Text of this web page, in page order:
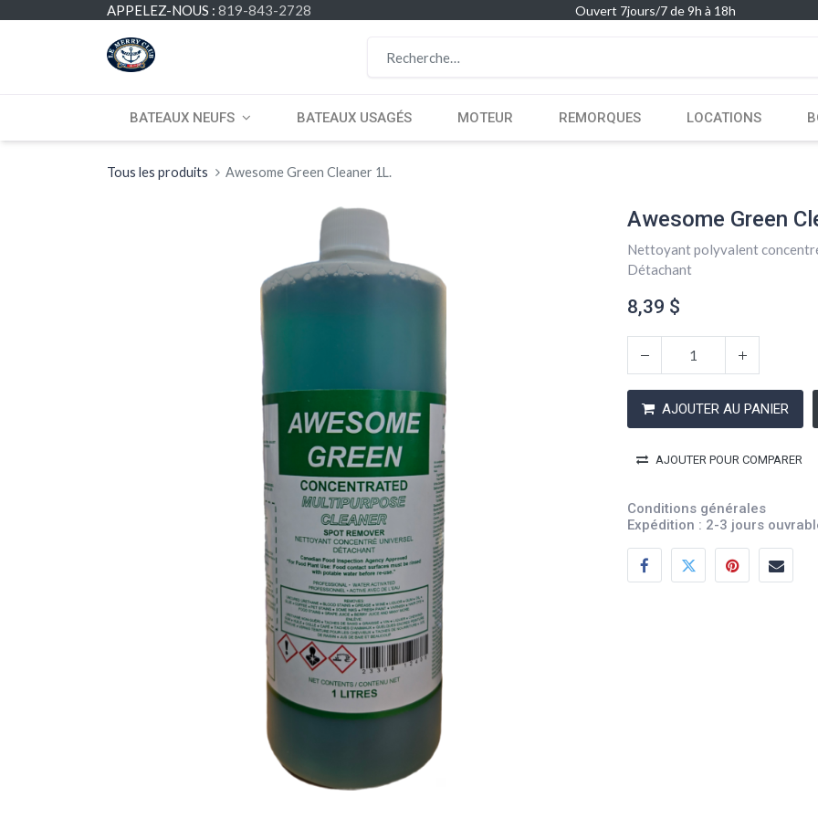
APPELEZ-NOUS : 819-843-2728 Ouvert 7jours/7 de 9h à 18h
BATEAUX NEUFS BATEAUX USAGÉS MOTEUR REMORQUES LOCATIONS
Tous les produits Awesome Green Cleaner 1L.
Awesome Green
Nettoyant polyvalent
Détachant
8,39 $
AJOUTER AU PANIER
AJOUTER POUR COMPARER
Conditions générales
Expédition : 2-3 jours